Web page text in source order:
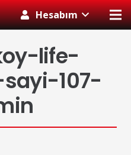
Hesabım
life-
107-